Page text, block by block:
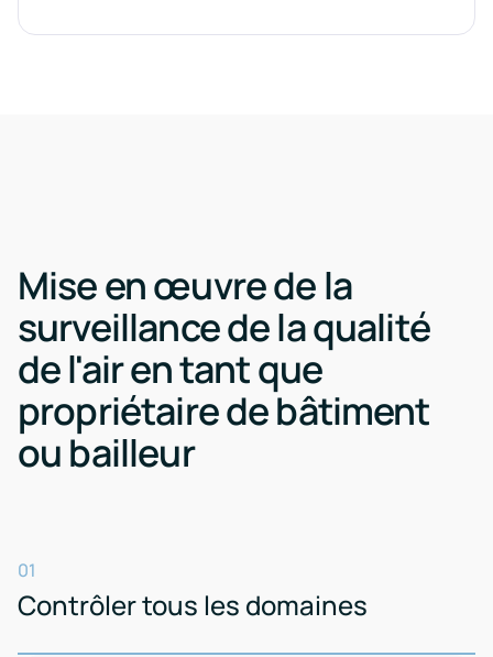
Mise en œuvre de la
surveillance de la qualité
de l'air en tant que
propriétaire de bâtiment
ou bailleur
01
Contrôler tous les domaines